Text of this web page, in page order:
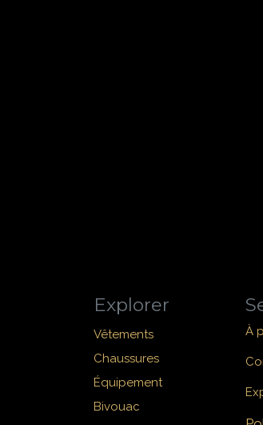
Explorer
Vêtements
Chaussures
Équipement
Bivouac
À